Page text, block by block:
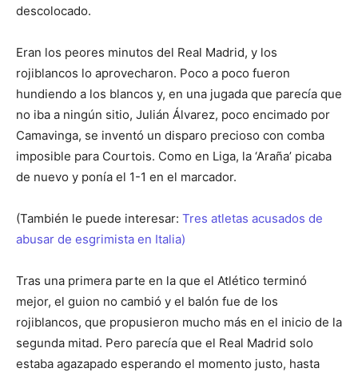
descolocado.
Eran los peores minutos del Real Madrid, y los
rojiblancos lo aprovecharon. Poco a poco fueron
hundiendo a los blancos y, en una jugada que parecía que
no iba a ningún sitio, Julián Álvarez, poco encimado por
Camavinga, se inventó un disparo precioso con comba
imposible para Courtois. Como en Liga, la ‘Araña’ picaba
de nuevo y ponía el 1-1 en el marcador.
(También le puede interesar: Tres atletas acusados de
abusar de esgrimista en Italia)
Tras una primera parte en la que el Atlético terminó
mejor, el guion no cambió y el balón fue de los
rojiblancos, que propusieron mucho más en el inicio de la
segunda mitad. Pero parecía que el Real Madrid solo
estaba agazapado esperando el momento justo, hasta